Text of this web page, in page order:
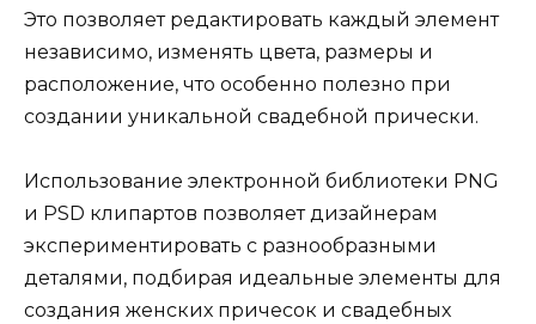
Это позволяет редактировать каждый элемент
независимо, изменять цвета, размеры и
расположение, что особенно полезно при
создании уникальной свадебной прически.
Использование электронной библиотеки PNG
и PSD клипартов позволяет дизайнерам
экспериментировать с разнообразными
деталями, подбирая идеальные элементы для
создания женских причесок и свадебных